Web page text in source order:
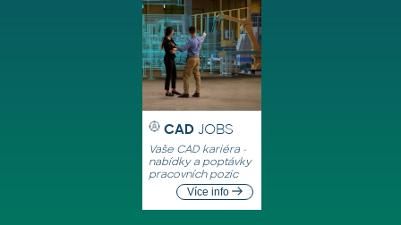
CAD JOBS
Vaše CAD kariéra -
nabídky a poptávky
pracovních pozic
Více info